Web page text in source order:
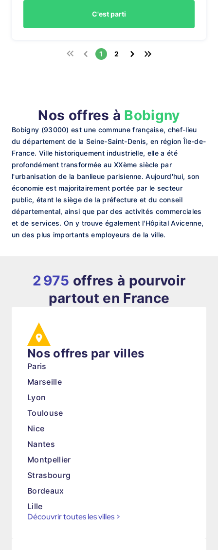
C'est parti
1 2
Nos offres à Bobigny
Bobigny (93000) est une commune française, chef-lieu
du département de la Seine-Saint-Denis, en région Île-de-
France. Ville historiquement industrielle, elle a été
profondément transformée au XXème siècle par
l'urbanisation de la banlieue parisienne. Aujourd'hui, son
économie est majoritairement portée par le secteur
public, étant le siège de la préfecture et du conseil
départemental, ainsi que par des activités commerciales
et de services. On y trouve également l'Hôpital Avicenne,
un des plus importants employeurs de la ville.
2 975 offres à pourvoir
partout en France
Nos offres par villes
Paris
Marseille
Lyon
Toulouse
Nice
Nantes
Montpellier
Strasbourg
Bordeaux
Lille
Découvrir toutes les villes >